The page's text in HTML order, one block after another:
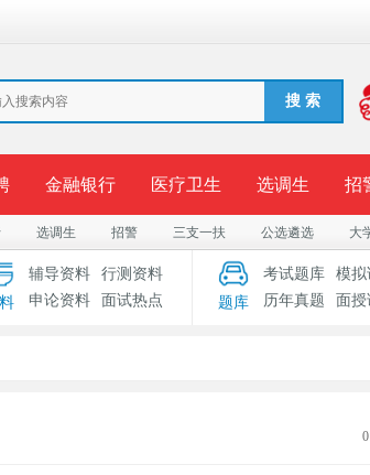
搜 索
金融银行 医疗卫生 选调生 招
准考证打印 成绩查询 录用公示 考
服务中心
选调生 招警 三支一扶 公选遴选 大
辅导资料
行测资料
申论资料
面试热点 题库
考试题库
模拟
历年真题
面授